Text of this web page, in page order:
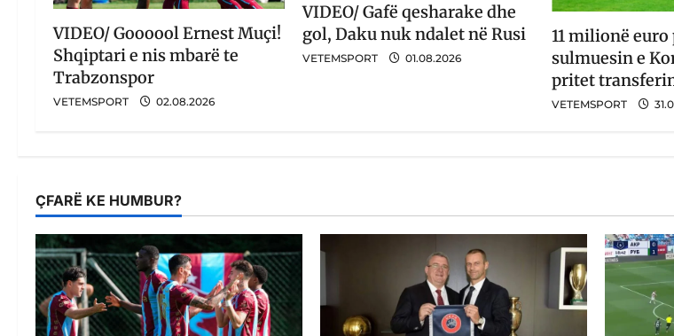
VIDEO/ Goooool Ernest Muçi!
Shqiptari e nis mbarë te
Trabzonspor
VETEMSPORT 02.08.2026
VIDEO/ Gafë qesharake dhe
gol, Daku nuk ndalet në Rusi
VETEMSPORT 01.08.2026
11 milionë euro
sulmuesin e
pritet
VETEMSPORT
ÇFARË KE HUMBUR?